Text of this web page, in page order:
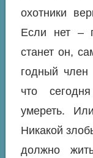
охотники
Если нет –
станет он,
годный
что
умереть.
Никакой
должно